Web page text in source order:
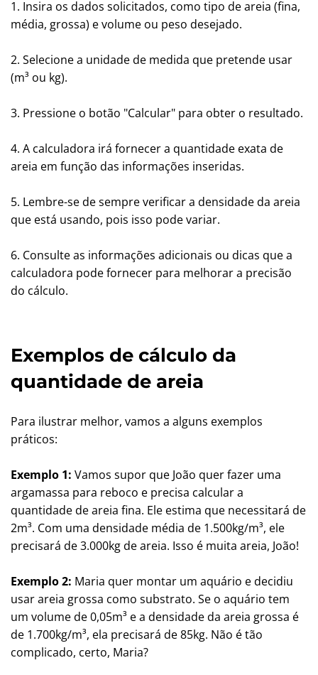
1. Insira os dados solicitados, como tipo de areia (fina,
média, grossa) e volume ou peso desejado.
2. Selecione a unidade de medida que pretende usar
(m³ ou kg).
3. Pressione o botão "Calcular" para obter o resultado.
4. A calculadora irá fornecer a quantidade exata de
areia em função das informações inseridas.
5. Lembre-se de sempre verificar a densidade da areia
que está usando, pois isso pode variar.
6. Consulte as informações adicionais ou dicas que a
calculadora pode fornecer para melhorar a precisão
do cálculo.
Exemplos de cálculo da
quantidade de areia
Para ilustrar melhor, vamos a alguns exemplos
práticos:
Exemplo 1: Vamos supor que João quer fazer uma
argamassa para reboco e precisa calcular a
quantidade de areia fina. Ele estima que necessitará de
2m³. Com uma densidade média de 1.500kg/m³, ele
precisará de 3.000kg de areia. Isso é muita areia, João!
Exemplo 2: Maria quer montar um aquário e decidiu
usar areia grossa como substrato. Se o aquário tem
um volume de 0,05m³ e a densidade da areia grossa é
de 1.700kg/m³, ela precisará de 85kg. Não é tão
complicado, certo, Maria?